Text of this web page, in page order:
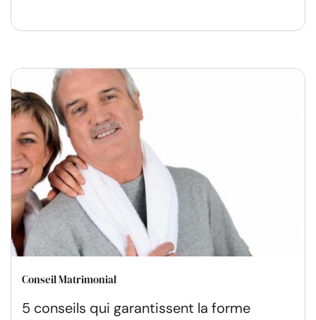
Conseil Matrimonial
5 conseils qui garantissent la forme